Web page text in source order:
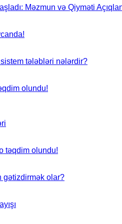
Məzmun və Qiyməti
tələbləri nələrdir?
olundu!
təqdim olundu!
gətizdirmək olar?